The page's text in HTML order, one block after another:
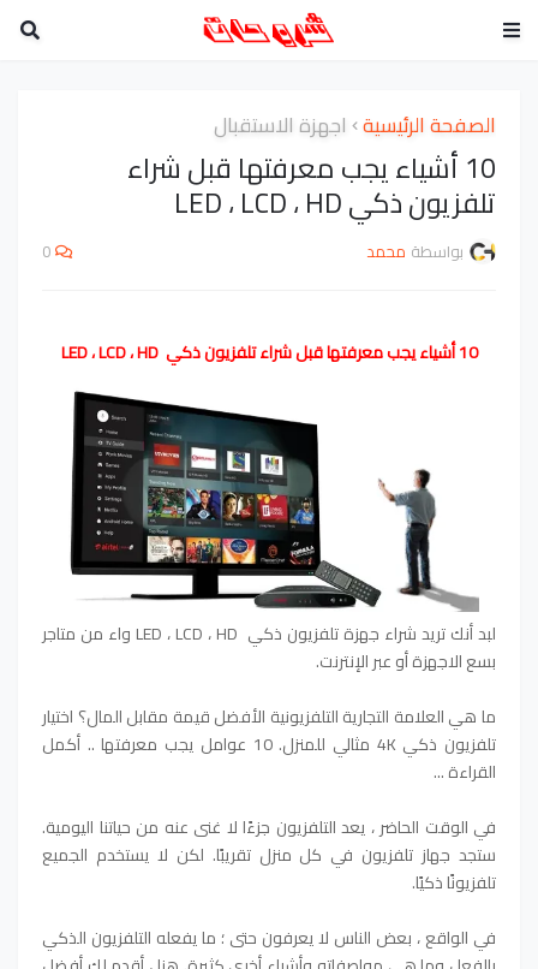
الصفحة الرئيسية اجهزة الاستقبال
10 أشياء يجب معرفتها قبل شراء
تلفزيون ذكي LED ، LCD ، HD
بواسطة محمد 0
10 أشياء يجب معرفتها قبل شراء تلفزيون ذكي LED ، LCD ، HD
لبد أنك تريد شراء جهزة تلفزيون ذكي LED ، LCD ، HD واء من متاجر
بسع الاجهزة أو عبر الإنترنت.
ما هي العلامة التجارية التلفزيونية الأفضل قيمة مقابل المال؟ اختيار
تلفزيون ذكي 4K مثالي للمنزل. 10 عوامل يجب معرفتها .. أكمل
القراءة ...
في الوقت الحاضر ، يعد التلفزيون جزءًا لا غنى عنه من حياتنا اليومية.
ستجد جهاز تلفزيون في كل منزل تقريبًا. لكن لا يستخدم الجميع
تلفزيونًا ذكيًا.
في الواقع ، بعض الناس لا يعرفون حتى ؛ ما يفعله التلفزيون الذكي